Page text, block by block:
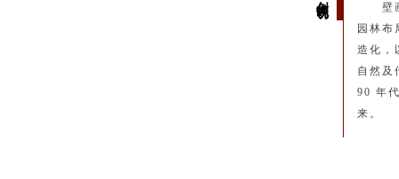
壁
园林布
造化，
自然及
90 年
来。